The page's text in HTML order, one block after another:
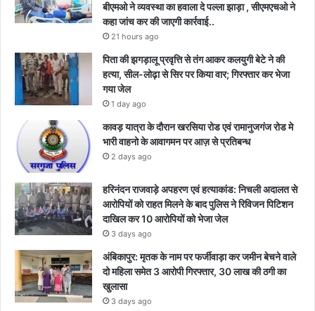
बीएमओ ने व्यवस्था का हवाला दे पल्ला झाड़ा , सीएमएचओ ने
कहा जांच कर की जाएगी कार्रवाई..
21 hours ago
पिता की झगड़ालू प्रवृत्ति से तंग आकर कलयुगी बेटे ने की
हत्या, सील-लोढ़ा से सिर पर किया वार; गिरफ्तार कर भेजा
गया जेल
1 day ago
कावड़ यात्रा के दौरान खरसिया रोड एवं रामानुजगंज रोड मे
भारी वाहनो के आवागमन पर आज़ से प्रतिबन्ध
2 days ago
हरिनंदन राजवाड़े अपहरण एवं हत्याकांड: निचली अदालत से
आरोपियों को राहत मिलने के बाद पुलिस ने रिविजन पिटिशन
दाखिल कर 10 आरोपियों को भेजा जेल
3 days ago
अंबिकापुर: मृतक के नाम पर फर्जीवाड़ा कर जमीन बेचने वाले
दो महिला समेत 3 आरोपी गिरफ्तार, 30 लाख की ठगी का
खुलासा
3 days ago